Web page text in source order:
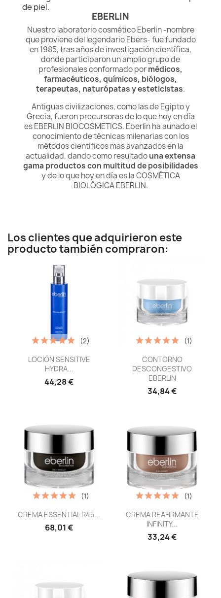
de piel.
EBERLIN
Nuestro laboratorio cosmético Eberlin -nombre
que proviene del legendario Ebers- fue fundado
en 1985, tras años de investigación científica,
donde participaron un amplio grupo de
profesionales conformado pormédicos,
farmacéuticos, químicos, biólogos,
terapeutas, naturópatas y esteticistas.
Antiguas civilizaciones, como las de Egipto y
Grecia, fueron precursoras de lo que hoy en día
es EBERLIN BIOCOSMETICS. Eberlin ha aunado el
conocimiento de técnicas milenarias con los
métodos científicos mas avanzados en la
actualidad, dando como resultadouna extensa
gama productos con multitud de posibilidades
y de lo que hoy en día es la COSMÉTICA
BIOLÓGICA EBERLIN.
Los clientes que adquirieron este
producto también compraron:
Vista rápida
LOCIÓN SENSITIVE
HYDRA...
44,28 €
(2)
Vista rápida
CONTORNO
DESCONGESTIVO
EBERLIN
34,84 €
(1)
Vista rápida
CREMA ESSENTIAL R45...
68,01 €
(1)
Vista rápida
CREMA REAFIRMANTE
INFINITY...
33,24 €
(1)